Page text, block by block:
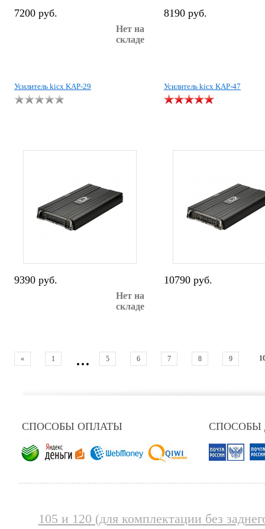
7200 руб.
Нет на
складе
8190 руб.
Усилитель kicx KAP-29
9390 руб.
Нет на
складе
Усилитель kicx KAP-47
10790 руб.
« 1 ... 5 6 7 8 9
СПОСОБЫ ОПЛАТЫ СПОСОБЫ
105 и 120 (для комплектации без